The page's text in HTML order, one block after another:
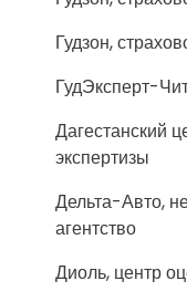
Гудзон,
ГудЭксперт-
Дагестанский
экспертизы
Дельта-Авто,
агентство
Диоль, центр